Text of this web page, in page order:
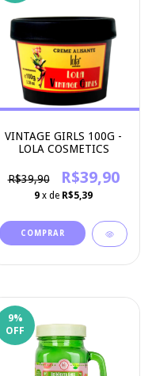
VINTAGE GIRLS 100G -
LOLA COSMETICS
R$39,90 R$39,90
9 x de R$5,39
9%
OFF